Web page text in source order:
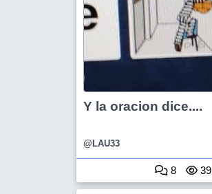
Y la oracion dice....
@LAU33
8 39